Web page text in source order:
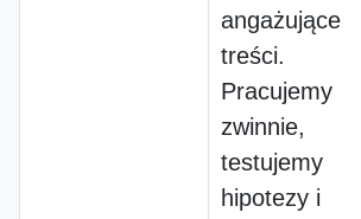
angażujące
treści.
Pracujemy
zwinnie,
testujemy
hipotezy i